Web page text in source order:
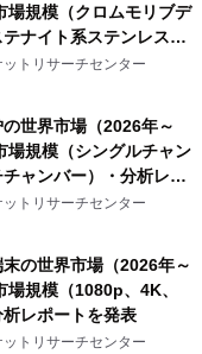
場規模（クロムモリブデ
ナイト系ステンレス
分析レポートを発表
トリサーチセンター
世界市場（2026年～
場規模（シングルチャン
ャンバー）・分析レポ
トリサーチセンター
の世界市場（2026年～
場規模（1080p、4K、
レポートを発表
トリサーチセンター